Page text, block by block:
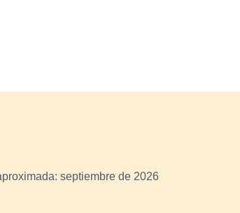
septiembre de 2026